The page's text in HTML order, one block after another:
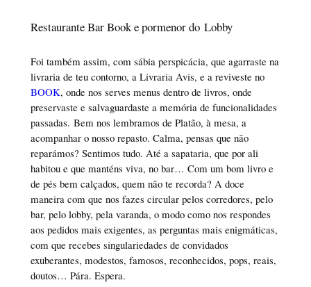
Restaurante Bar Book e pormenor do Lobby
Foi também assim, com sábia perspicácia, que agarraste na
livraria de teu contorno, a Livraria Avis, e a reviveste no
BOOK, onde nos serves menus dentro de livros, onde
preservaste e salvaguardaste a memória de funcionalidades
passadas. Bem nos lembramos de Platão, à mesa, a
acompanhar o nosso repasto. Calma, pensas que não
reparámos? Sentimos tudo. Até a sapataria, que por ali
habitou e que manténs viva, no bar… Com um bom livro e
de pés bem calçados, quem não te recorda? A doce
maneira com que nos fazes circular pelos corredores, pelo
bar, pelo lobby, pela varanda, o modo como nos respondes
aos pedidos mais exigentes, as perguntas mais enigmáticas,
com que recebes singulariedades de convidados
exuberantes, modestos, famosos, reconhecidos, pops, reais,
doutos… Pára. Espera.